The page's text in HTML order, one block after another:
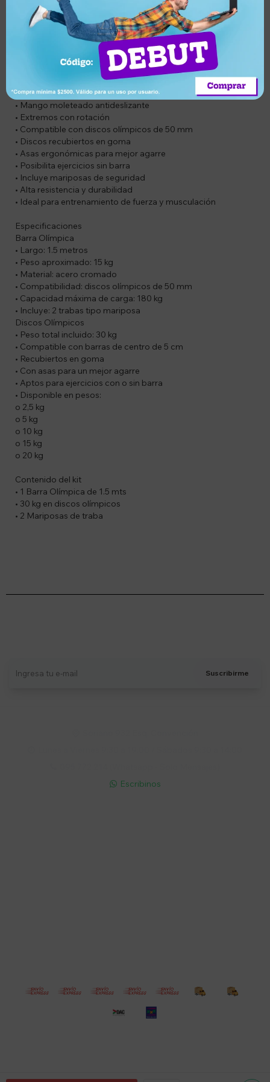
entrenamiento.
Los discos cuentan con asas ergonómicas que permiten
utilizarlos tanto en barra como de forma individual para
ejercicios funcionales.
Ideal para entrenar en casa o gimnasio.
Características
• Barra olímpica de acero cromado
• Mango moleteado antideslizante
• Extremos con rotación
• Compatible con discos olímpicos de 50 mm
• Discos recubiertos en goma
• Asas ergonómicas para mejor agarre
• Posibilita ejercicios sin barra
• Incluye mariposas de seguridad
• Alta resistencia y durabilidad
• Ideal para entrenamiento de fuerza y musculación
Especificaciones
Barra Olímpica
• Largo: 1.5 metros
• Peso aproximado: 15 kg
• Material: acero cromado
• Compatibilidad: discos olímpicos de 50 mm
• Capacidad máxima de carga: 180 kg
• Incluye: 2 trabas tipo mariposa
Discos Olímpicos
• Peso total incluido: 30 kg
• Compatible con barras de centro de 5 cm
• Recubiertos en goma
• Con asas para un mejor agarre
• Aptos para ejercicios con o sin barra
• Disponible en pesos:
o 2,5 kg
o 5 kg
o 10 kg
o 15 kg
o 20 kg
Contenido del kit
• 1 Barra Olímpica de 1.5 mts
• 30 kg en discos olímpicos
• 2 Mariposas de traba
Suscribirme
 Escribinos